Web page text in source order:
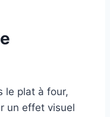
le plat à four,
un effet visuel